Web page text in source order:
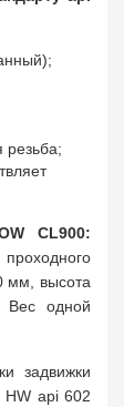
резьба;
CL900:
мм, высота
одной
задвижки
HW api 602